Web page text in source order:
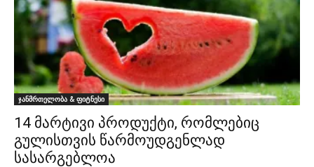
ჯანმრთელობა & ფიტნესი
14 მარტივი პროდუქტი, რომლებიც
გულისთვის წარმოუდგენლად
სასარგებლოა